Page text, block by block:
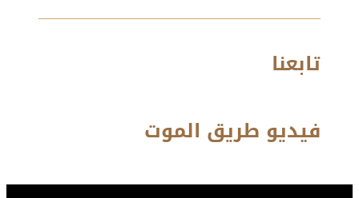
تابعنا
فيديو طريق الموت